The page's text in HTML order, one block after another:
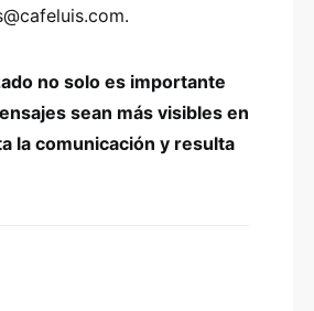
no solo es importante
sean más visibles en
la comunicación y resulta